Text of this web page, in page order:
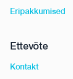
Eripakkumised
Ettevõte
Kontakt